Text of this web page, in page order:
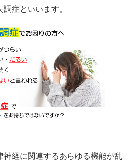
症といいます。
神経に関連するあらゆる機能が乱